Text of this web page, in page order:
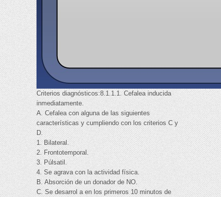
Criterios diagnósticos:8.1.1.1. Cefalea inducida
inmediatamente.
A. Cefalea con alguna de las siguientes
características y cumpliendo con los criterios C y
D.
1. Bilateral.
2. Frontotemporal.
3. Púlsatil.
4. Se agrava con la actividad física.
B. Absorción de un donador de NO.
C. Se desarrol a en los primeros 10 minutos de